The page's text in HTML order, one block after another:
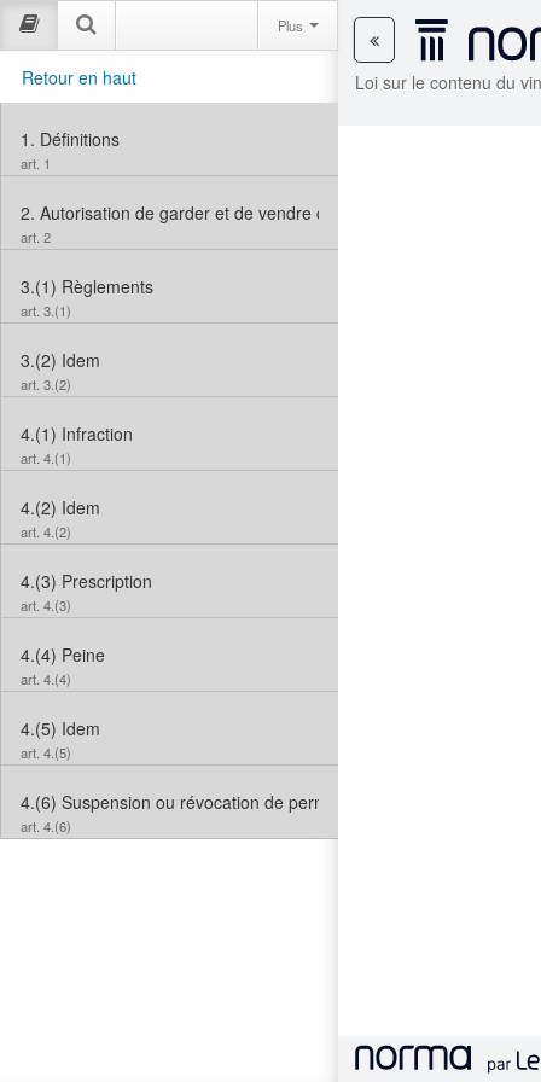
Loi sur le contenu du
Plus
Retour en haut
1. Définitions
art. 1
2. Autorisation de garder et de vendre du vin
art. 2
3.(1) Règlements
art. 3.(1)
3.(2) Idem
art. 3.(2)
4.(1) Infraction
art. 4.(1)
4.(2) Idem
art. 4.(2)
4.(3) Prescription
art. 4.(3)
4.(4) Peine
art. 4.(4)
4.(5) Idem
art. 4.(5)
4.(6) Suspension ou révocation de permis
art. 4.(6)